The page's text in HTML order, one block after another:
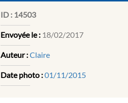
ID : 14503
Envoyée le : 18/02/2017
Auteur :Claire
Date photo :01/11/2015